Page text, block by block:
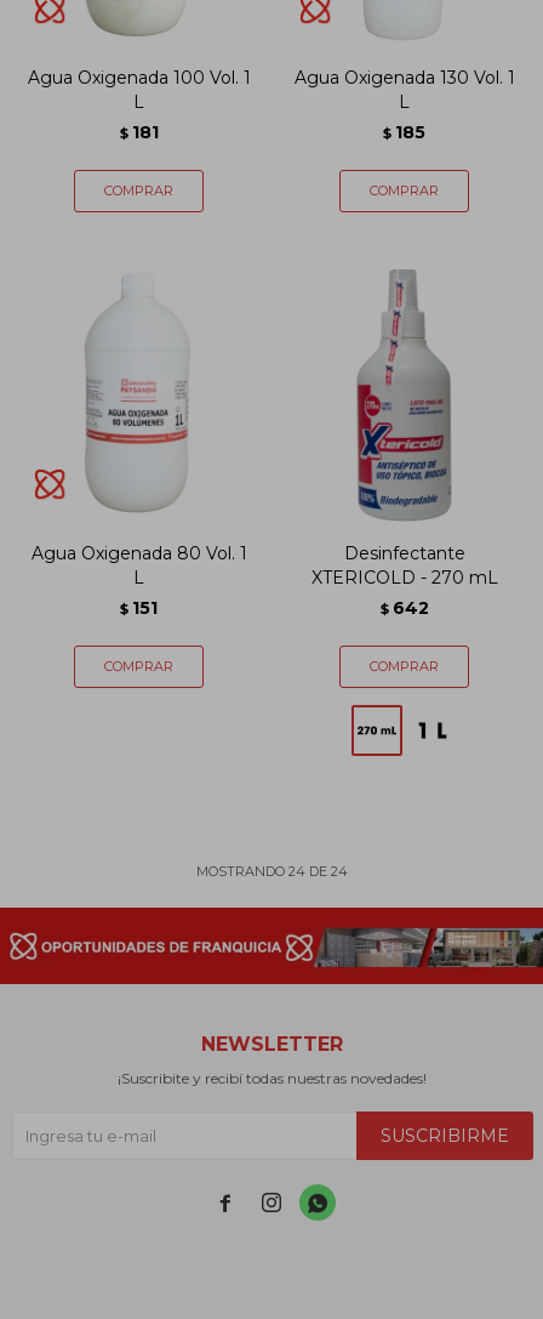
Agua Oxigenada 100 Vol. 1
L
$ 181
Agua Oxigenada 130 Vol. 1
L
$ 185
Agua Oxigenada 80 Vol. 1
L
$ 151
Desinfectante
XTERICOLD - 270 mL
$ 642
MOSTRANDO 24DE 24
NEWSLETTER
¡Suscribite y recibí todas nuestras novedades!
SUSCRIBIRME
  